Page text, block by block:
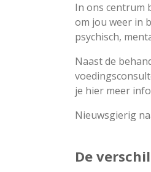
In ons centrum
om jou weer in
psychisch,
Naast de
je hier meer
Nieuwsgierig
De